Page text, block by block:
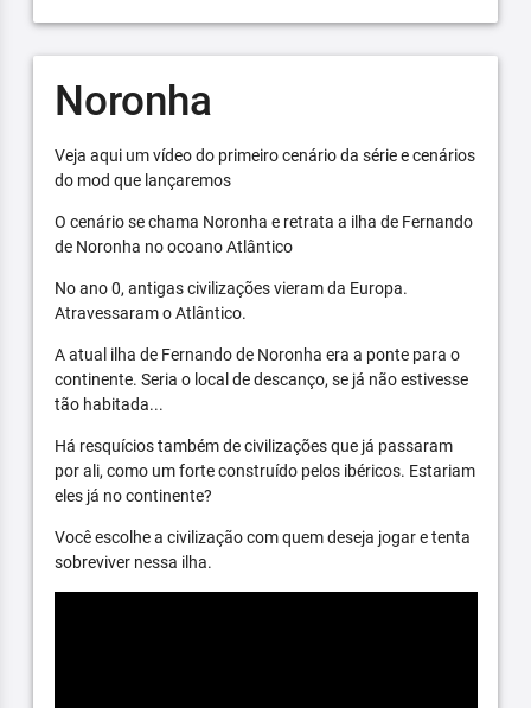
Noronha
Veja aqui um vídeo do primeiro cenário da série e cenários
do mod que lançaremos
O cenário se chama Noronha e retrata a ilha de Fernando
de Noronha no ocoano Atlântico
No ano 0, antigas civilizações vieram da Europa.
Atravessaram o Atlântico.
A atual ilha de Fernando de Noronha era a ponte para o
continente. Seria o local de descanço, se já não estivesse
tão habitada...
Há resquícios também de civilizações que já passaram
por ali, como um forte construído pelos ibéricos. Estariam
eles já no continente?
Você escolhe a civilização com quem deseja jogar e tenta
sobreviver nessa ilha.